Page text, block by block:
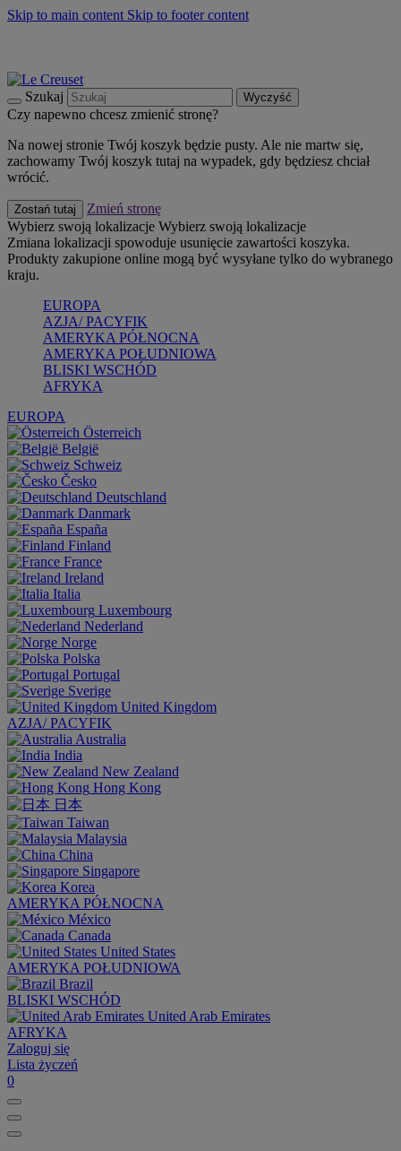
Skip to main content Skip to footer content
Szukaj Wyczyść
Czy napewno chcesz zmienić stronę?
Na nowej stronie Twój koszyk będzie pusty. Ale nie martw się,
zachowamy Twój koszyk tutaj na wypadek, gdy będziesz chciał
wrócić.
Zostań tutaj
Zmień stronę
Wybierz swoją lokalizacje Wybierz swoją lokalizacje
Zmiana lokalizacji spowoduje usunięcie zawartości koszyka.
Produkty zakupione online mogą być wysyłane tylko do wybranego
kraju.
EUROPA
AZJA/ PACYFIK
AMERYKA PÓŁNOCNA
AMERYKA POŁUDNIOWA
BLISKI WSCHÓD
AFRYKA
EUROPA
Österreich
België
Schweiz
Česko
Deutschland
Danmark
España
Finland
France
Ireland
Italia
Luxembourg
Nederland
Norge
Polska
Portugal
Sverige
United Kingdom
AZJA/ PACYFIK
Australia
India
New Zealand
Hong Kong
日本
Taiwan
Malaysia
China
Singapore
Korea
AMERYKA PÓŁNOCNA
México
Canada
United States
AMERYKA POŁUDNIOWA
Brazil
BLISKI WSCHÓD
United Arab Emirates
AFRYKA
Zaloguj się
Lista życzeń
0